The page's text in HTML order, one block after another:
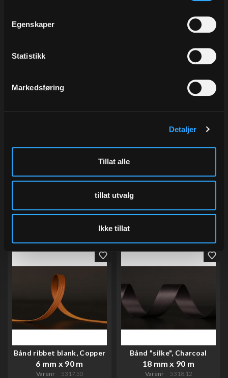
Egenskaper
Statistikk
Markedsføring
Detaljer
Tillat alle
tillat utvalg
Ikke tillat
50x75 cm, à 480 ark
260,00
Bånd Opak, Dusty Green
10 mm x 200 m
55,00
Bånd ribbet blank, Copper
6 mm x 90 m
Varenr 5317.50
Bånd "silke", Charcoal
18 mm x 90 m
Varenr 5318.12